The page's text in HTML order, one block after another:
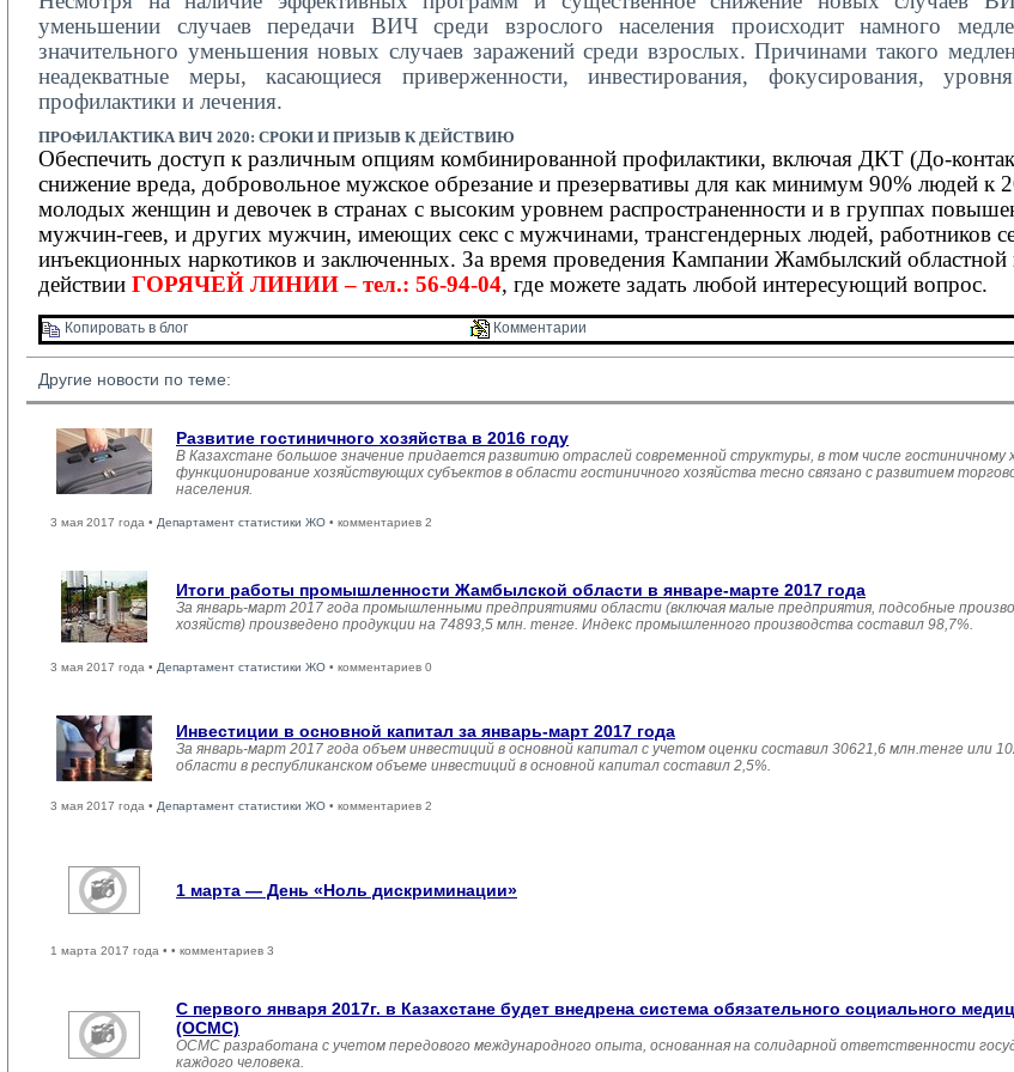
уменьшении случаев передачи ВИЧ среди взрослого населения происходит намного
значительного уменьшения новых случаев заражений среди взрослых. Причинами такого
неадекватные меры, касающиеся приверженности, инвестирования, фокусирования,
профилактики и лечения.
ПРОФИЛАКТИКА ВИЧ 2020: СРОКИ И ПРИЗЫВ К ДЕЙСТВИЮ
Обеспечить доступ к различным опциям комбинированной профилактики, включая ДКТ (До-
снижение вреда, добровольное мужское обрезание и презервативы для как минимум 90% людей к
молодых женщин и девочек в странах с высоким уровнем распространенности и в группах
мужчин-геев, и других мужчин, имеющих секс с мужчинами, трансгендерных людей, работников
инъекционных наркотиков и заключенных. За время проведения Кампании Жамбылский областной
действии ГОРЯЧЕЙ ЛИНИИ – тел.: 56-94-04, где можете задать любой интересующий вопрос.
Копировать в блог Комментарии
Другие новости по теме:
Развитие гостиничного хозяйства в 2016 году
В Казахстане большое значение придается развитию отраслей современной структуры, в том числе гостиничному
функционирование хозяйствующих субъектов в области гостиничного хозяйства тесно связано с развитием
населения.
3 мая 2017 года • Департамент статистики ЖО • комментариев 2
Итоги работы промышленности Жамбылской области в январе-марте 2017 года
За январь-март 2017 года промышленными предприятиями области (включая малые предприятия, подсобные
хозяйств) произведено продукции на 74893,5 млн. тенге. Индекс промышленного производства составил 98,7%.
3 мая 2017 года • Департамент статистики ЖО • комментариев 0
Инвестиции в основной капитал за январь-март 2017 года
За январь-март 2017 года объем инвестиций в основной капитал с учетом оценки составил 30621,6 млн.тенге или
области в республиканском объеме инвестиций в основной капитал составил 2,5%.
3 мая 2017 года • Департамент статистики ЖО • комментариев 2
1 марта — День «Ноль дискриминации»
1 марта 2017 года • • комментариев 3
С первого января 2017г. в Казахстане будет внедрена система обязательного социального
(ОСМС)
ОСМС разработана с учетом передового международного опыта, основанная на солидарной ответственности
каждого человека.